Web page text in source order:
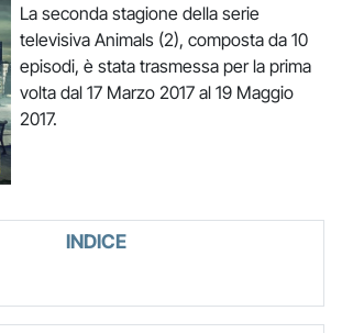
La seconda stagione della serie
televisiva Animals (2), composta da 10
episodi, è stata trasmessa per la prima
volta dal 17 Marzo 2017 al 19 Maggio
2017.
INDICE